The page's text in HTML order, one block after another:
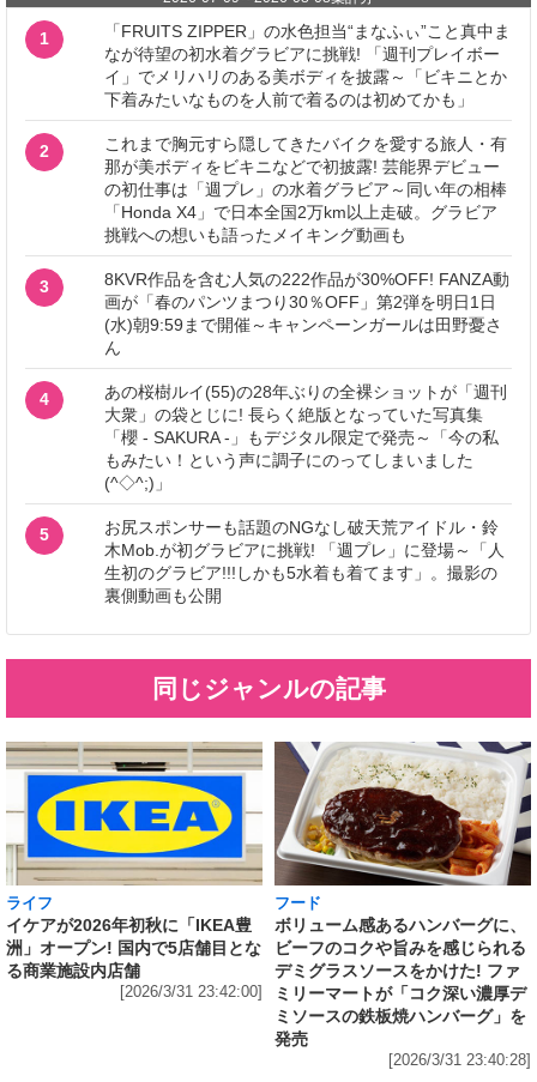
1
「FRUITS ZIPPER」の水色担当“まなふぃ”こと真中ま
なが待望の初水着グラビアに挑戦! 「週刊プレイボー
イ」でメリハリのある美ボディを披露～「ビキニとか
下着みたいなものを人前で着るのは初めてかも」
2
これまで胸元すら隠してきたバイクを愛する旅人・有
那が美ボディをビキニなどで初披露! 芸能界デビュー
の初仕事は「週プレ」の水着グラビア～同い年の相棒
「Honda X4」で日本全国2万km以上走破。グラビア
挑戦への想いも語ったメイキング動画も
3
8KVR作品を含む人気の222作品が30%OFF! FANZA動
画が「春のパンツまつり30％OFF」第2弾を明日1日
(水)朝9:59まで開催～キャンペーンガールは田野憂さ
ん
4
あの桜樹ルイ(55)の28年ぶりの全裸ショットが「週刊
大衆」の袋とじに! 長らく絶版となっていた写真集
「櫻 - SAKURA -」もデジタル限定で発売～「今の私
もみたい！という声に調子にのってしまいました
(^◇^;)」
5
お尻スポンサーも話題のNGなし破天荒アイドル・鈴
木Mob.が初グラビアに挑戦! 「週プレ」に登場～「人
生初のグラビア!!!しかも5水着も着てます」。撮影の
裏側動画も公開
同じジャンルの記事
ライフ
イケアが2026年初秋に「IKEA豊
洲」オープン! 国内で5店舗目とな
る商業施設内店舗
[2026/3/31 23:42:00]
フード
ボリューム感あるハンバーグに、
ビーフのコクや旨みを感じられる
デミグラスソースをかけた! ファ
ミリーマートが「コク深い濃厚デ
ミソースの鉄板焼ハンバーグ」を
発売
[2026/3/31 23:40:28]